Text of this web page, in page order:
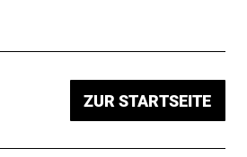
ZUR STARTSEITE